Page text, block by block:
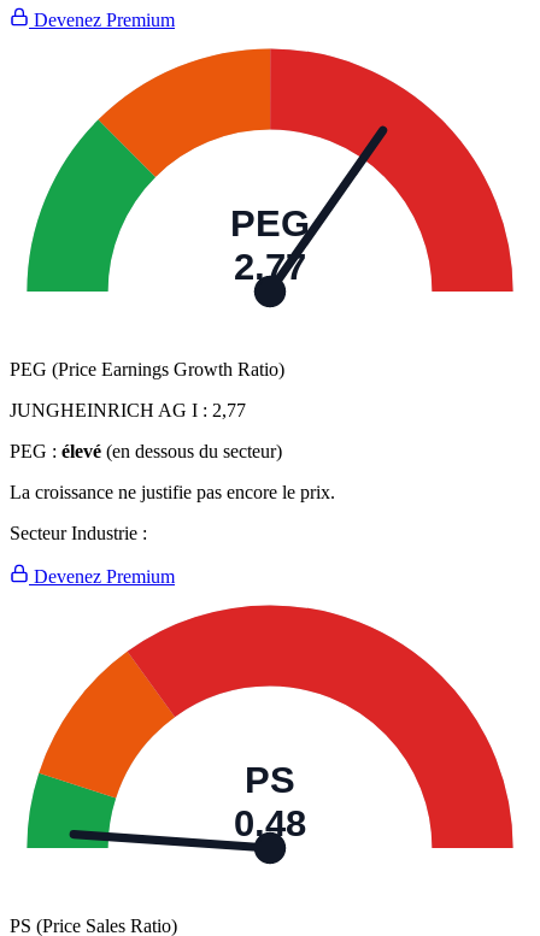
Devenez Premium
PEG
2,77
PEG (Price Earnings Growth Ratio)
JUNGHEINRICH AG I : 2,77
PEG : élevé (en dessous du secteur)
La croissance ne justifie pas encore le prix.
Secteur Industrie :
Devenez Premium
PS
0,48
PS (Price Sales Ratio)